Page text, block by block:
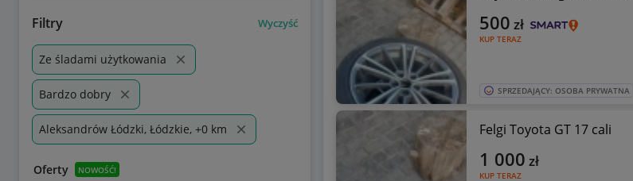
Filtry Wyczyść
Ze śladami użytkowania
Bardzo dobry
Aleksandrów Łódzki, Łódzkie, +0 km
Oferty NOWOŚĆ!
KUP TERAZ
500 zł
SPRZEDAJĄCY: OSOBA PRYWATNA
Felgi Toyota GT 17 cali
KUP TERAZ
1 000 zł